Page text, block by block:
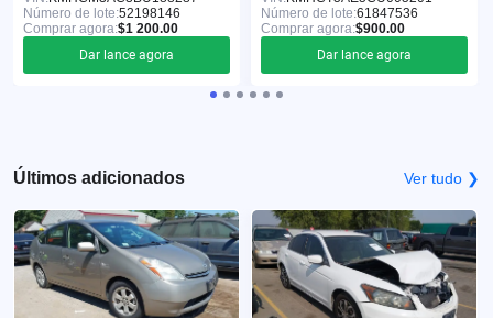
Número de lote:52198146
Comprar agora:$1 200.00
Dar lance agora
Número de lote:61847536
Comprar agora:$900.00
Dar lance agora
Últimos adicionados Ver tudo ❯